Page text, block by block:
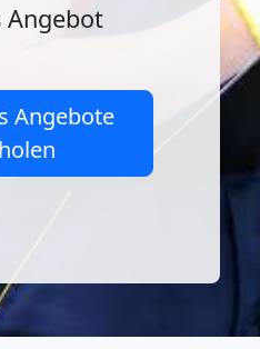
Angebot
Angebote